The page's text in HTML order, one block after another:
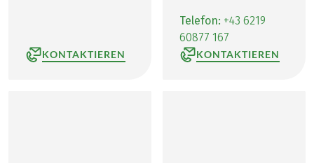
KONTAKTIEREN
Telefon: +43 6219
60877 167
KONTAKTIEREN